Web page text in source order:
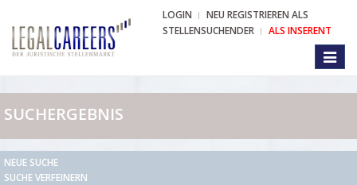
LOGIN
NEU REGISTRIEREN ALS
STELLENSUCHENDER
ALS INSERENT
SUCHERGEBNIS
NEUE SUCHE
SUCHE VERFEINERN